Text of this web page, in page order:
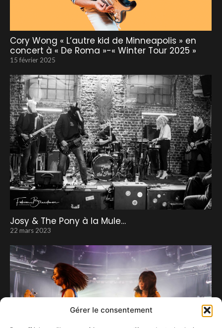
Gérer le consentement
Cory Wong « L’autre kid de Minneapolis » en
concert à « De Roma »-« Winter Tour 2025 »
15 février 2025
Josy & The Pony à la Mule…
22 mars 2023